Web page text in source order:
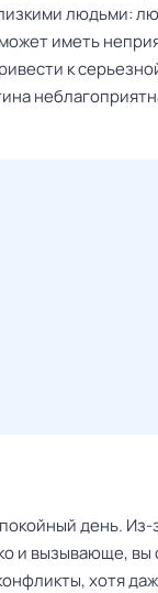
людьми:
иметь
к
день. Из-
и вызывающе, вы
хотя